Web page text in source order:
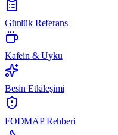
Günlük Referans
Kafein & Uyku
Besin Etkileşimi
FODMAP Rehberi